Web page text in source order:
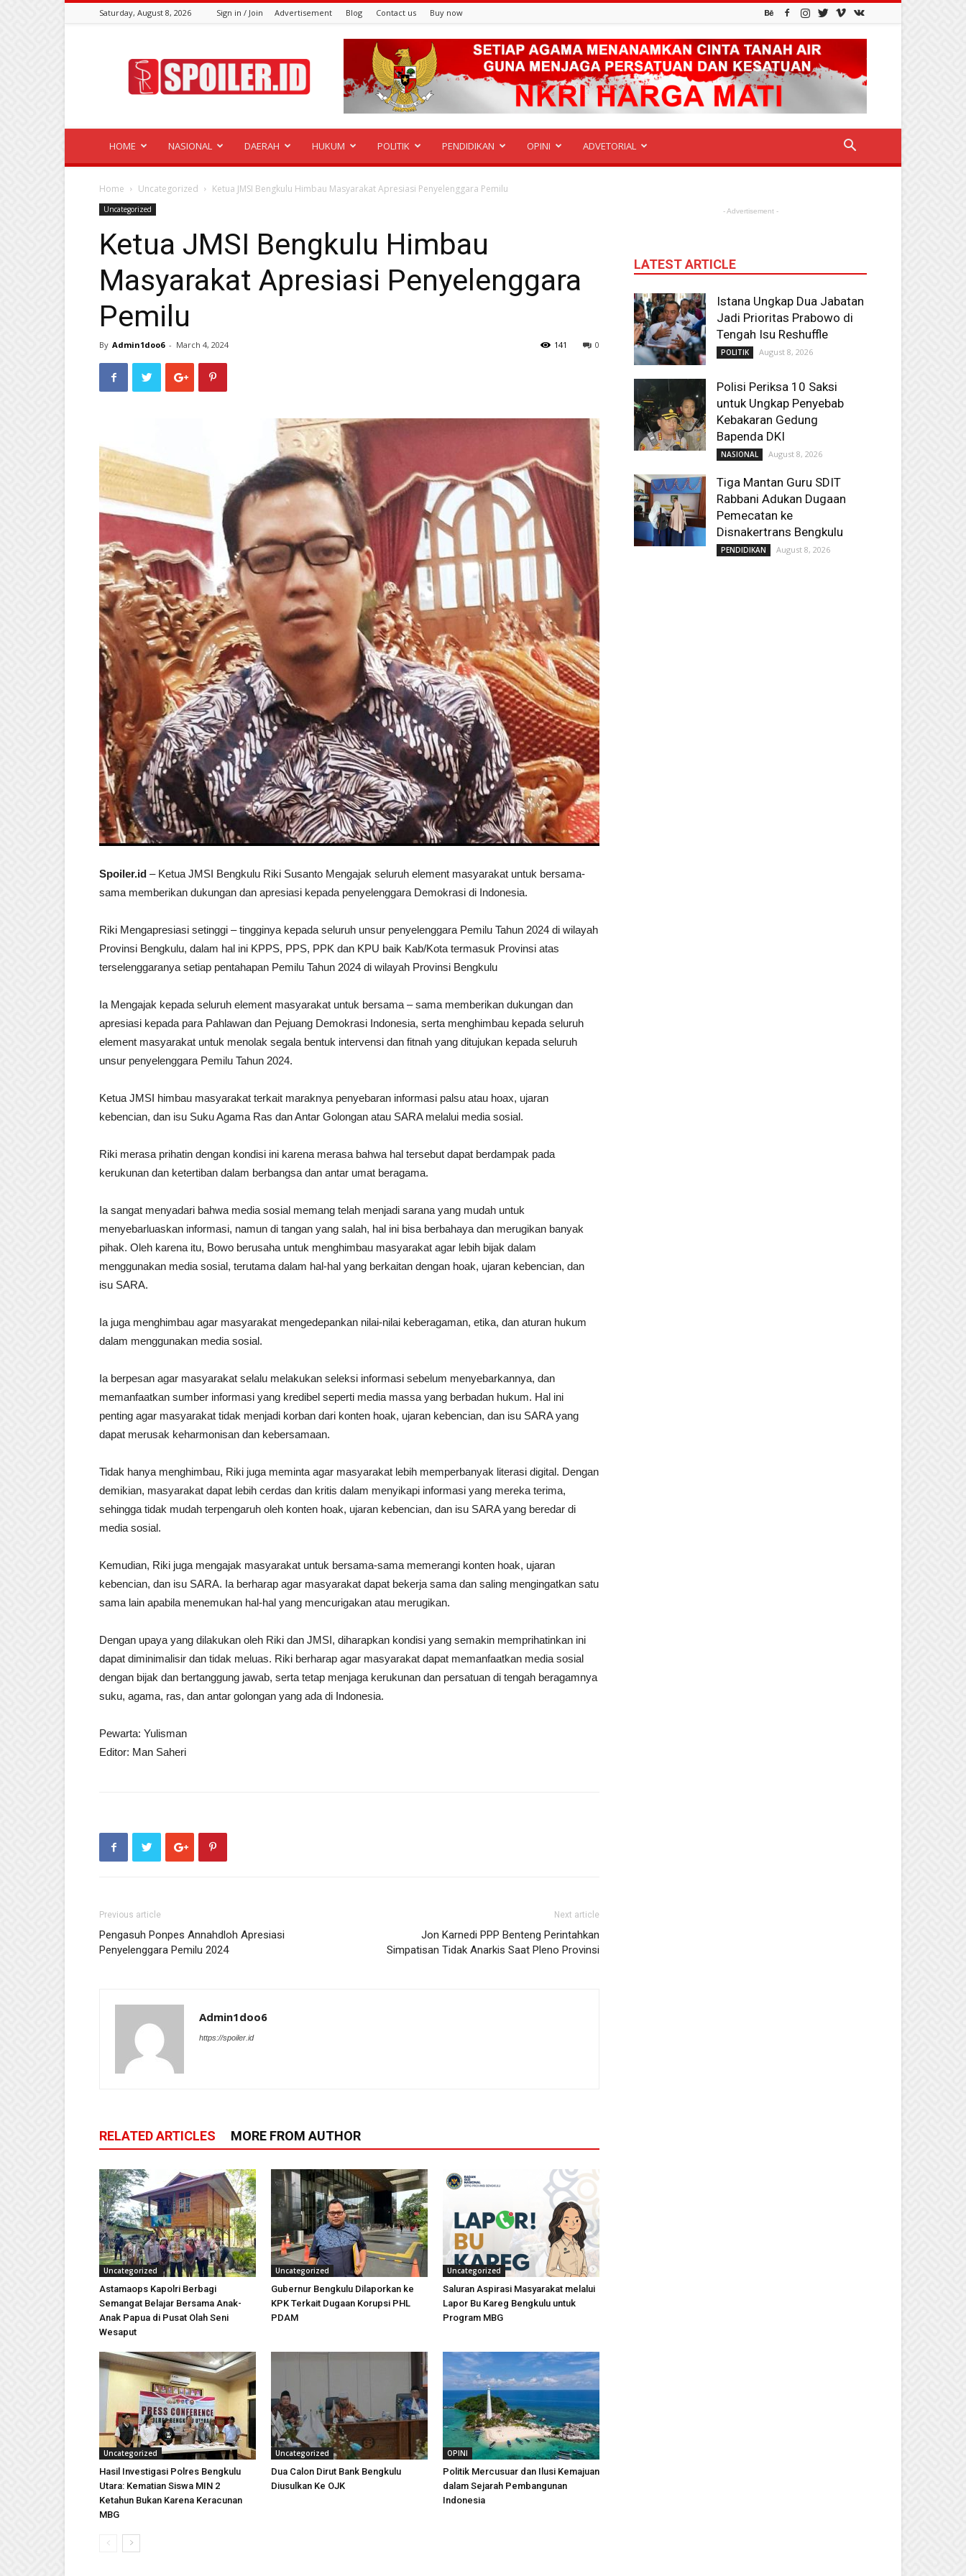
Saturday, August 8, 2026 Sign in / Join Advertisement Blog Contact us Buy now
HOME NASIONAL DAERAH HUKUM POLITIK PENDIDIKAN OPINI ADVETORIAL
Home Uncategorized Ketua JMSI Bengkulu Himbau Masyarakat Apresiasi Penyelenggara Pemilu
Uncategorized
Ketua JMSI Bengkulu Himbau
Masyarakat Apresiasi Penyelenggara
Pemilu
By Admin1doo6 - March 4, 2024 0
141
Spoiler.id – Ketua JMSI Bengkulu Riki Susanto Mengajak seluruh element masyarakat untuk bersama-
sama memberikan dukungan dan apresiasi kepada penyelenggara Demokrasi di Indonesia.
Riki Mengapresiasi setinggi – tingginya kepada seluruh unsur penyelenggara Pemilu Tahun 2024 di wilayah
Provinsi Bengkulu, dalam hal ini KPPS, PPS, PPK dan KPU baik Kab/Kota termasuk Provinsi atas
terselenggaranya setiap pentahapan Pemilu Tahun 2024 di wilayah Provinsi Bengkulu
Ia Mengajak kepada seluruh element masyarakat untuk bersama – sama memberikan dukungan dan
apresiasi kepada para Pahlawan dan Pejuang Demokrasi Indonesia, serta menghimbau kepada seluruh
element masyarakat untuk menolak segala bentuk intervensi dan fitnah yang ditujukan kepada seluruh
unsur penyelenggara Pemilu Tahun 2024.
Ketua JMSI himbau masyarakat terkait maraknya penyebaran informasi palsu atau hoax, ujaran
kebencian, dan isu Suku Agama Ras dan Antar Golongan atau SARA melalui media sosial.
Riki merasa prihatin dengan kondisi ini karena merasa bahwa hal tersebut dapat berdampak pada
kerukunan dan ketertiban dalam berbangsa dan antar umat beragama.
Ia sangat menyadari bahwa media sosial memang telah menjadi sarana yang mudah untuk
menyebarluaskan informasi, namun di tangan yang salah, hal ini bisa berbahaya dan merugikan banyak
pihak. Oleh karena itu, Bowo berusaha untuk menghimbau masyarakat agar lebih bijak dalam
menggunakan media sosial, terutama dalam hal-hal yang berkaitan dengan hoak, ujaran kebencian, dan
isu SARA.
Ia juga menghimbau agar masyarakat mengedepankan nilai-nilai keberagaman, etika, dan aturan hukum
dalam menggunakan media sosial.
Ia berpesan agar masyarakat selalu melakukan seleksi informasi sebelum menyebarkannya, dan
memanfaatkan sumber informasi yang kredibel seperti media massa yang berbadan hukum. Hal ini
penting agar masyarakat tidak menjadi korban dari konten hoak, ujaran kebencian, dan isu SARA yang
dapat merusak keharmonisan dan kebersamaan.
Tidak hanya menghimbau, Riki juga meminta agar masyarakat lebih memperbanyak literasi digital. Dengan
demikian, masyarakat dapat lebih cerdas dan kritis dalam menyikapi informasi yang mereka terima,
sehingga tidak mudah terpengaruh oleh konten hoak, ujaran kebencian, dan isu SARA yang beredar di
media sosial.
Kemudian, Riki juga mengajak masyarakat untuk bersama-sama memerangi konten hoak, ujaran
kebencian, dan isu SARA. Ia berharap agar masyarakat dapat bekerja sama dan saling mengingatkan satu
sama lain apabila menemukan hal-hal yang mencurigakan atau merugikan.
Dengan upaya yang dilakukan oleh Riki dan JMSI, diharapkan kondisi yang semakin memprihatinkan ini
dapat diminimalisir dan tidak meluas. Riki berharap agar masyarakat dapat memanfaatkan media sosial
dengan bijak dan bertanggung jawab, serta tetap menjaga kerukunan dan persatuan di tengah beragamnya
suku, agama, ras, dan antar golongan yang ada di Indonesia.
Pewarta: Yulisman
Editor: Man Saheri
Previous article
Pengasuh Ponpes Annahdloh Apresiasi
Penyelenggara Pemilu 2024
Next article
Jon Karnedi PPP Benteng Perintahkan
Simpatisan Tidak Anarkis Saat Pleno Provinsi
Admin1doo6
https://spoiler.id
RELATED ARTICLES MORE FROM AUTHOR
Uncategorized
Astamaops Kapolri Berbagi
Semangat Belajar Bersama Anak-
Anak Papua di Pusat Olah Seni
Wesaput
Uncategorized
Gubernur Bengkulu Dilaporkan ke
KPK Terkait Dugaan Korupsi PHL
PDAM
Uncategorized
Saluran Aspirasi Masyarakat melalui
Lapor Bu Kareg Bengkulu untuk
Program MBG
Uncategorized
Hasil Investigasi Polres Bengkulu
Utara: Kematian Siswa MIN 2
Ketahun Bukan Karena Keracunan
MBG
Uncategorized
Dua Calon Dirut Bank Bengkulu
Diusulkan Ke OJK
OPINI
Politik Mercusuar dan Ilusi Kemajuan
dalam Sejarah Pembangunan
Indonesia
- Advertisement -
LATEST ARTICLE
Istana Ungkap Dua Jabatan
Jadi Prioritas Prabowo di
Tengah Isu Reshuffle
POLITIK August 8, 2026
Polisi Periksa 10 Saksi
untuk Ungkap Penyebab
Kebakaran Gedung
Bapenda DKI
NASIONAL August 8, 2026
Tiga Mantan Guru SDIT
Rabbani Adukan Dugaan
Pemecatan ke
Disnakertrans Bengkulu
PENDIDIKAN August 8, 2026